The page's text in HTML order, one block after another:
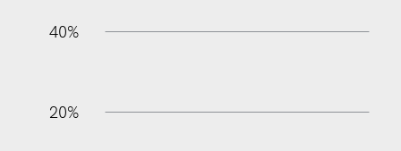
40%
20%